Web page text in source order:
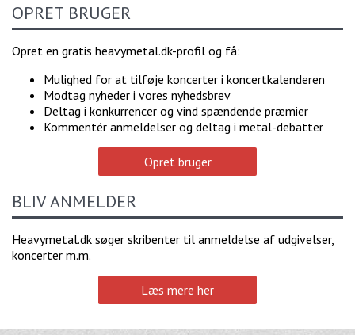
OPRET BRUGER
Opret en gratis heavymetal.dk-profil og få:
Mulighed for at tilføje koncerter i koncertkalenderen
Modtag nyheder i vores nyhedsbrev
Deltag i konkurrencer og vind spændende præmier
Kommentér anmeldelser og deltag i metal-debatter
Opret bruger
BLIV ANMELDER
Heavymetal.dk søger skribenter til anmeldelse af udgivelser,
koncerter m.m.
Læs mere her